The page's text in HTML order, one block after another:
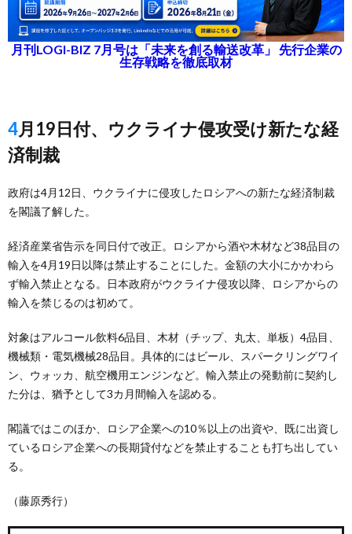
月刊LOGI-BIZ 7月号は「未来を創る輸送改革」 先行企業の
生存戦略を徹底取材
4月19日付、ウクライナ侵攻受け新たな経
済制裁
政府は4月12日、ウクライナに侵攻したロシアへの新たな経済制裁
を閣議了解した。
経済産業省告示を同日付で改正。ロシアから酒や木材など38品目の
輸入を4月19日以降は禁止することにした。金額の大小にかかわら
ず輸入禁止となる。日本政府がウクライナ侵攻以降、ロシアからの
輸入を禁じるのは初めて。
対象はアルコール飲料6品目、木材（チップ、丸太、単板）4品目、
機械類・電気機械28品目。具体的にはビール、スパークリングワイ
ン、ウォッカ、航空機用エンジンなど。輸入禁止の発動前に契約し
た分は、猶予として3カ月間輸入を認める。
閣議ではこのほか、ロシア企業への10％以上の出資や、既に出資し
ているロシア企業への長期貸付などを禁止することも打ち出してい
る。
（藤原秀行）